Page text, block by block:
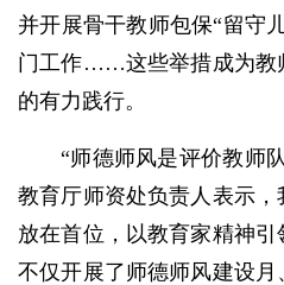
并开展骨干教师包保“留守
门工作……这些举措成为教
的有力践行。
“师德师风是评价教师
教育厅师资处负责人表示
放在首位，以教育家精神引
不仅开展了师德师风建设